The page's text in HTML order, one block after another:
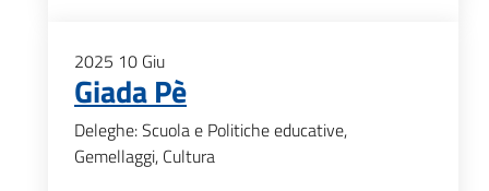
2025 10 Giu
Giada Pè
Deleghe: Scuola e Politiche educative,
Gemellaggi, Cultura